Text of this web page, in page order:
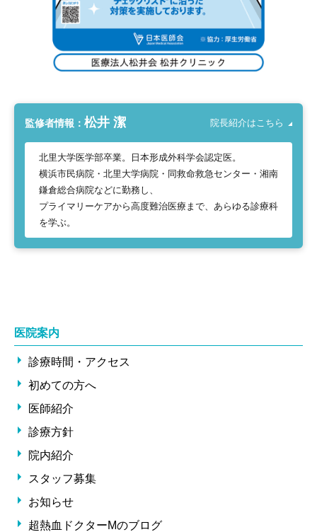
監修者情報： 松井 潔 院長紹介はこちら
北里大学医学部卒業。日本形成外科学会認定医。
横浜市民病院・北里大学病院・同救命救急センター・湘南
鎌倉総合病院などに勤務し、
プライマリーケアから高度難治医療まで、あらゆる診療科
を学ぶ。
医院案内
診療時間・アクセス
初めての方へ
医師紹介
診療方針
院内紹介
スタッフ募集
お知らせ
超熱血ドクターMのブログ